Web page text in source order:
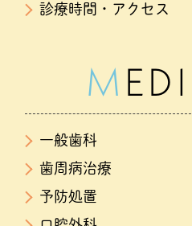
診療時間・アクセス
一般歯科
歯周病治療
予防処置